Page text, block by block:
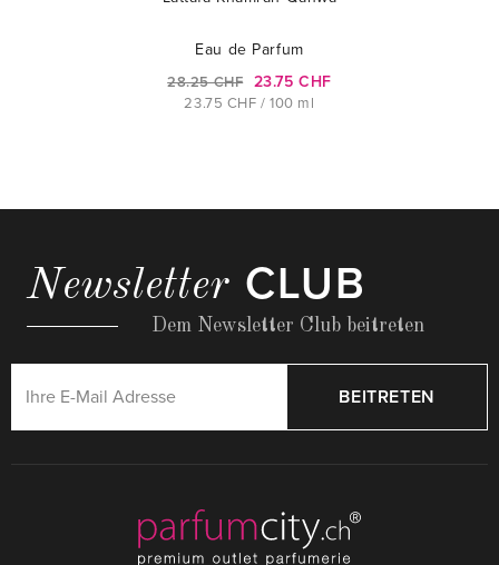
Eau de Parfum
28.25 CHF 23.75 CHF
23.75 CHF / 100 ml
Newsletter CLUB
Dem Newsletter Club beitreten
BEITRETEN